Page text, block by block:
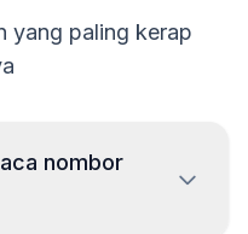
yang paling kerap
nombor